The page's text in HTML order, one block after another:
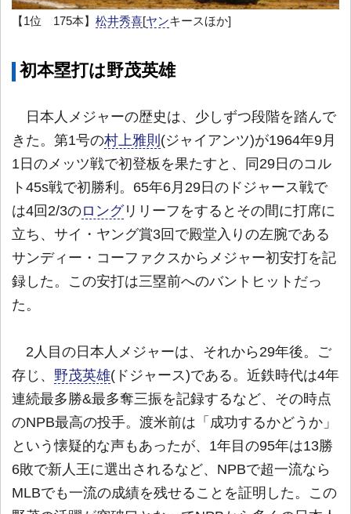
【1位 175本】 松井秀喜[ヤンキースほか]
初本塁打は野茂英雄
日本人メジャーの歴史は、少しずつ段階を踏んで
きた。第1号の村上雅則 (ジャイアンツ)が1964年9月
1日のメッツ戦で初登板を果たすと、同29日のコル
ト45s戦で初勝利。65年6月29日のドジャース戦で
は4回2/3のロングリリーフをするとその間に打席に
立ち、サイ・ヤング賞3回で殿堂入りの左腕である
サンディー・コーファクスからメジャー初安打を記
録した。この安打は三塁前へのバントヒットだっ
た。
2人目の日本人メジャーは、それから29年後。ご
存じ、 野茂英雄(ドジャース)である。近鉄時代は4年
連続最多勝&最多奪三振を記録するなど、その時点
のNPB最高の投手。渡米前は「成功するかどうか」
という懐疑的な声もあったが、1年目の95年は13勝
6敗で新人王に選出されるなど、NPBで超一流なら
MLBでも一流の成績を残せることを証明した。この